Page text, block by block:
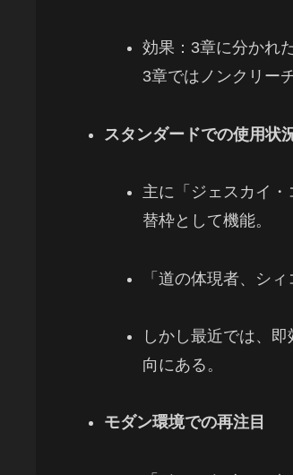
効果：3章に分かれ
3章ではノンクリー
スタンダードでの使用状
主に「ジェスカイ
替枠として機能。
「道の体現者、シ
しかし最近では、
向にある。
モダン環境での再注目